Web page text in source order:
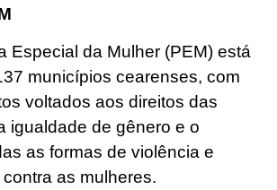
Especial da Mulher (PEM) está
municípios cearenses, com
voltados aos direitos das
igualdade de gênero e o
as formas de violência e
as mulheres.